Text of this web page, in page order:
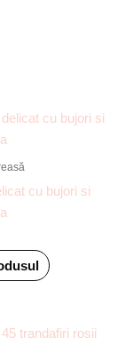
cu bujori si